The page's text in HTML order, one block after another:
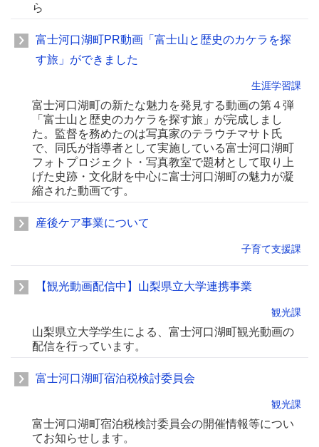
ら
富士河口湖町PR動画「富士山と歴史のカケラを探
す旅」ができました
生涯学習課
富士河口湖町の新たな魅力を発見する動画の第４弾
「富士山と歴史のカケラを探す旅」が完成しまし
た。監督を務めたのは写真家のテラウチマサト氏
で、同氏が指導者として実施している富士河口湖町
フォトプロジェクト・写真教室で題材として取り上
げた史跡・文化財を中心に富士河口湖町の魅力が凝
縮された動画です。
産後ケア事業について
子育て支援課
【観光動画配信中】山梨県立大学連携事業
観光課
山梨県立大学学生による、富士河口湖町観光動画の
配信を行っています。
富士河口湖町宿泊税検討委員会
観光課
富士河口湖町宿泊税検討委員会の開催情報等につい
てお知らせします。